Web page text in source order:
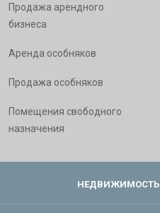
Продажа арендного
бизнеса
Аренда особняков
Продажа особняков
Помещения свободного
назначения
НЕДВИЖИМОСТЬ